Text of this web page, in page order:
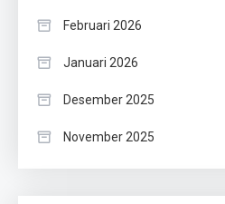
Februari 2026
Januari 2026
Desember 2025
November 2025